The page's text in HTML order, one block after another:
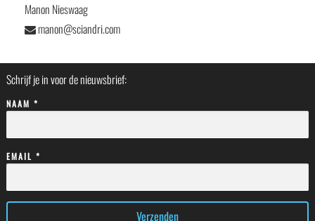
Manon Nieswaag
manon@sciandri.com
Schrijf je in voor de nieuwsbrief:
NAAM *
EMAIL *